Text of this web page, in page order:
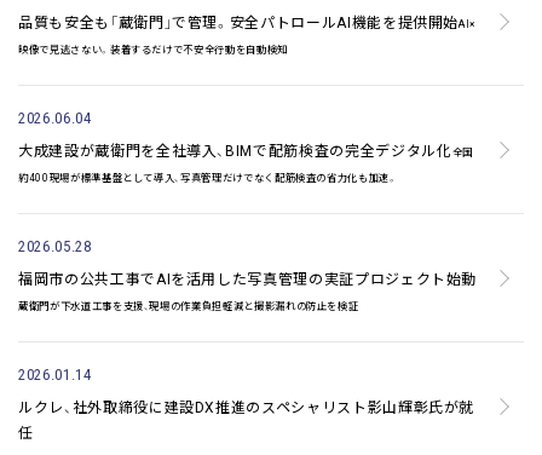
品質も安全も「蔵衛門」で管理。安全パトロールAI機能を提供開始AI×
映像で見逃さない。装着するだけで不安全行動を自動検知
2026.06.04
大成建設が蔵衛門を全社導入、BIMで配筋検査の完全デジタル化全国
約400現場が標準基盤として導入、写真管理だけでなく配筋検査の省力化も加速。
2026.05.28
福岡市の公共工事でAIを活用した写真管理の実証プロジェクト始動
蔵衛門が下水道工事を支援、現場の作業負担軽減と撮影漏れの防止を検証
2026.01.14
ルクレ、社外取締役に建設DX推進のスペシャリスト影山輝彰氏が就
任